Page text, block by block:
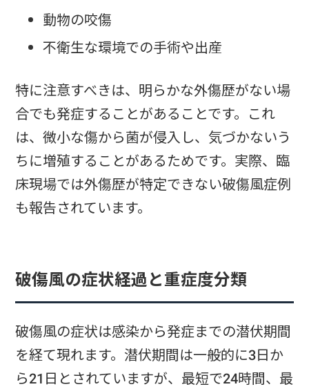
動物の咬傷
不衛生な環境での手術や出産
特に注意すべきは、明らかな外傷歴がない場
合でも発症することがあることです。これ
は、微小な傷から菌が侵入し、気づかないう
ちに増殖することがあるためです。実際、臨
床現場では外傷歴が特定できない破傷風症例
も報告されています。
破傷風の症状経過と重症度分類
破傷風の症状は感染から発症までの潜伏期間
を経て現れます。潜伏期間は一般的に3日か
ら21日とされていますが、最短で24時間、最